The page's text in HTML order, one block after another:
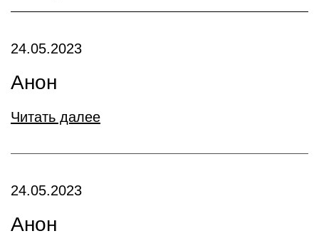
24.05.2023
Анон
Читать далее
24.05.2023
Анон